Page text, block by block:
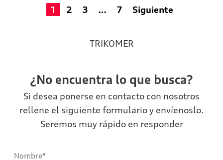
1 2 3 … 7 Siguiente
TRIKOMER
¿No encuentra lo que busca?
Si desea ponerse en contacto con nosotros
rellene el siguiente formulario y envíenoslo.
Seremos muy rápido en responder